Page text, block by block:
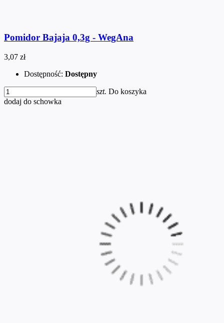
Pomidor Bajaja 0,3g - WegAna
3,07 zł
Dostępność: Dostępny
szt. Do koszyka
dodaj do schowka